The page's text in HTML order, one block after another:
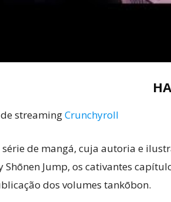
streamingCrunchyroll
de mangá, cuja autoria e
Jump, os cativantes
dos volumes tankōbon.